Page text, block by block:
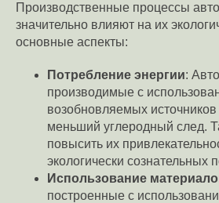
Производственные процессы
значительно влияют на их
основные аспекты:
Потребление энергии:
производимые с
возобновляемых
меньший углеродный след.
повысить их
экологически сознательных
Использование
построенные с